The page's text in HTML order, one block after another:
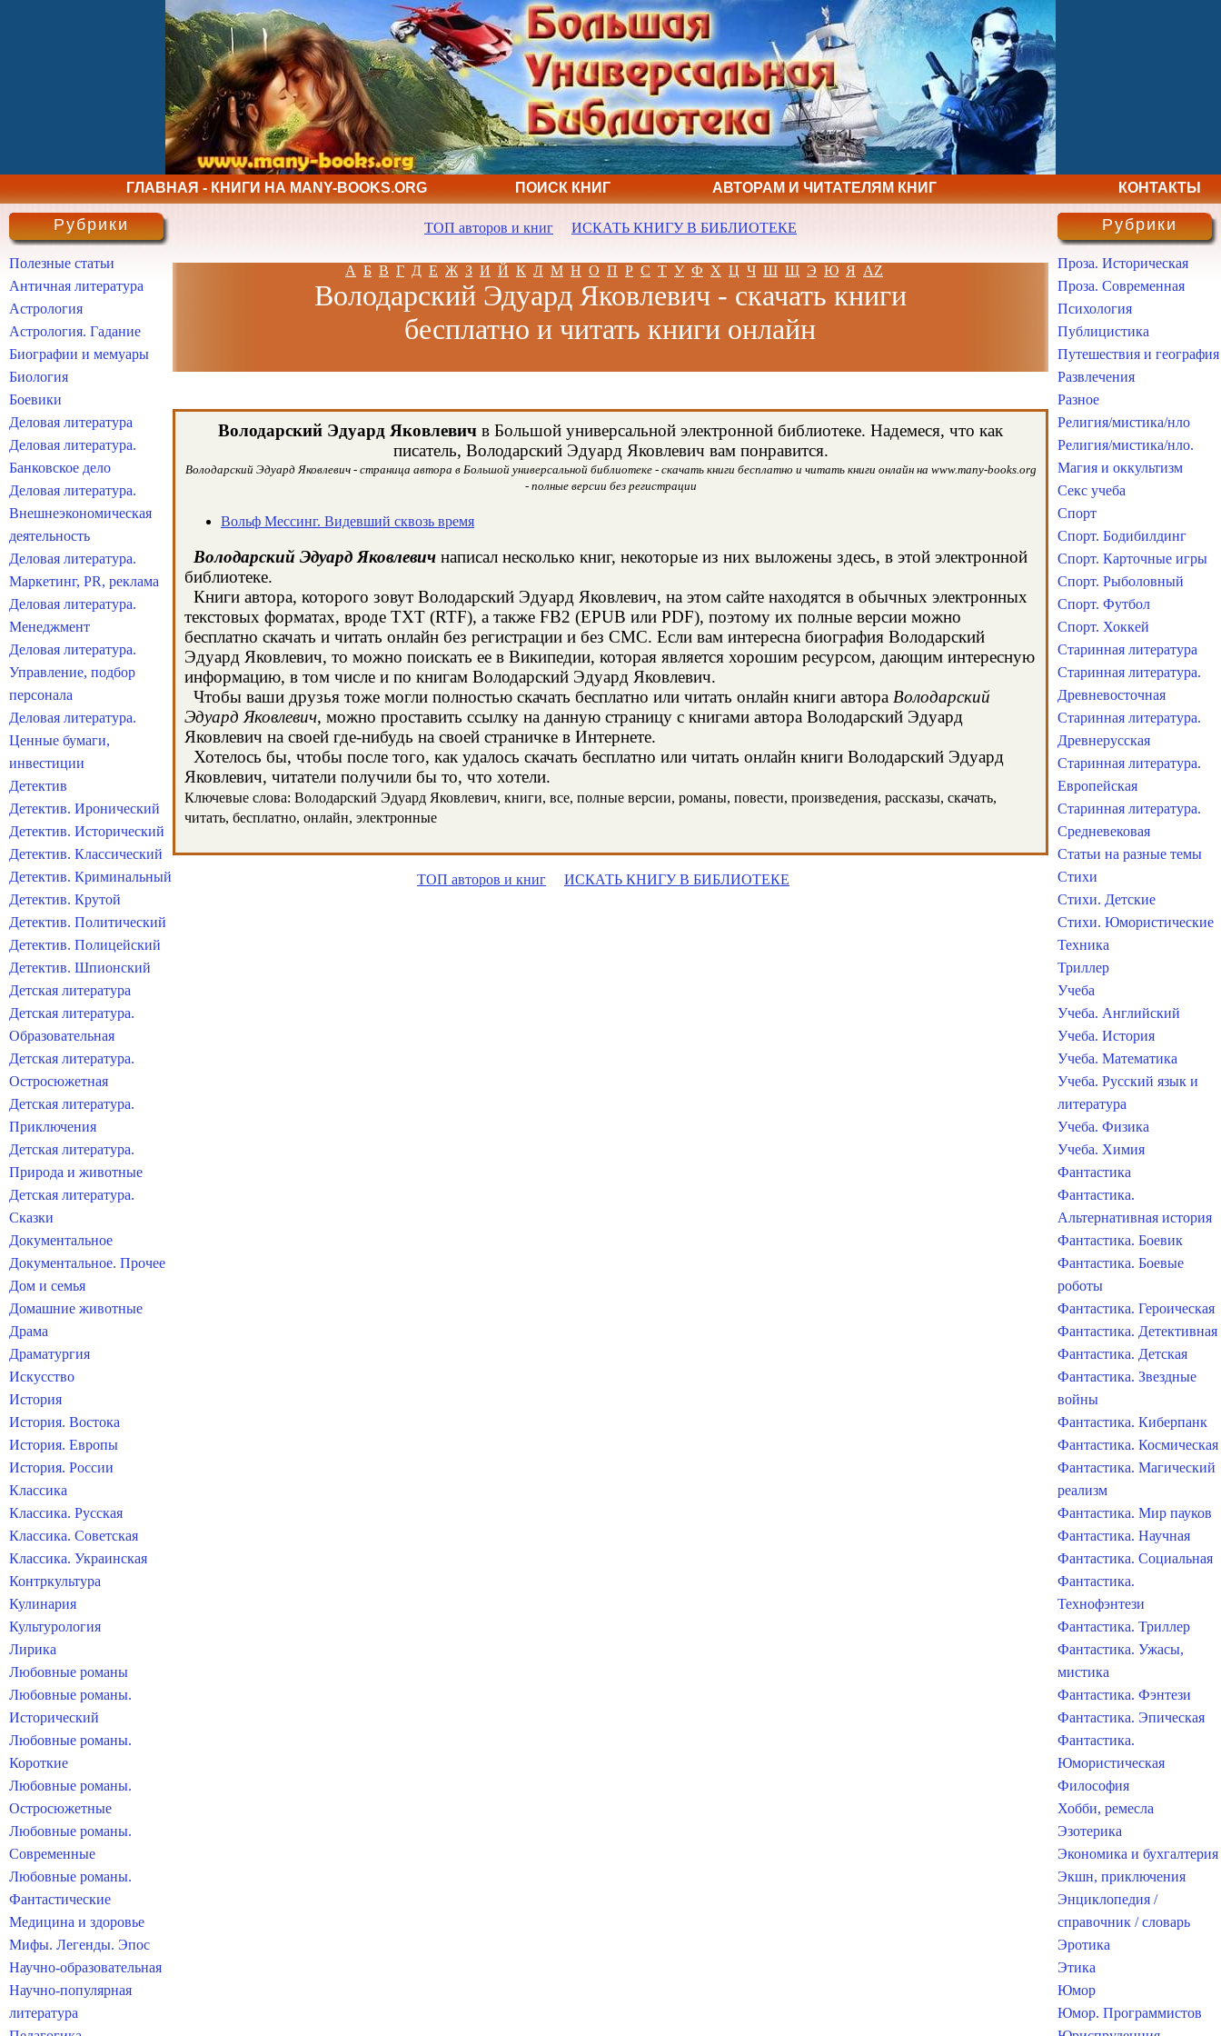
ГЛАВНАЯ - КНИГИ НА MANY-BOOKS.ORG ПОИСК КНИГ АВТОРАМ И ЧИТАТЕЛЯМ КНИГ КОНТАКТЫ
ТОП авторов и книг ИСКАТЬ КНИГУ В БИБЛИОТЕКЕ
А Б В Г Д Е Ж З И Й К Л М Н О П Р С Т У Ф Х Ц Ч Ш Щ Э Ю Я AZ
Володарский Эдуард Яковлевич - скачать книги
бесплатно и читать книги онлайн
Володарский Эдуард Яковлевич в Большой универсальной электронной библиотеке. Надемеся, что как
писатель, Володарский Эдуард Яковлевич вам понравится.
Володарский Эдуард Яковлевич - страница автора в Большой универсальной библиотеке - скачать книги бесплатно и читать книги онлайн на www.many-books.org
- полные версии без регистрации
Вольф Мессинг. Видевший сквозь время
Володарский Эдуард Яковлевич написал несколько книг, некоторые из них выложены здесь, в этой электронной
библиотеке.
Книги автора, которого зовут Володарский Эдуард Яковлевич, на этом сайте находятся в обычных электронных
текстовых форматах, вроде TXT (RTF), а также FB2 (EPUB или PDF), поэтому их полные версии можно
бесплатно скачать и читать онлайн без регистрации и без СМС. Если вам интересна биография Володарский
Эдуард Яковлевич, то можно поискать ее в Википедии, которая является хорошим ресурсом, дающим интересную
информацию, в том числе и по книгам Володарский Эдуард Яковлевич.
Чтобы ваши друзья тоже могли полностью скачать бесплатно или читать онлайн книги автора Володарский
Эдуард Яковлевич, можно проставить ссылку на данную страницу с книгами автора Володарский Эдуард
Яковлевич на своей где-нибудь на своей страничке в Интернете.
Хотелось бы, чтобы после того, как удалось скачать бесплатно или читать онлайн книги Володарский Эдуард
Яковлевич, читатели получили бы то, что хотели.
Ключевые слова: Володарский Эдуард Яковлевич, книги, все, полные версии, романы, повести, произведения, рассказы, скачать,
читать, бесплатно, онлайн, электронные
ТОП авторов и книг ИСКАТЬ КНИГУ В БИБЛИОТЕКЕ
Рубрики
Полезные статьи
Античная литература
Астрология
Астрология. Гадание
Биографии и мемуары
Биология
Боевики
Деловая литература
Деловая литература.
Банковское дело
Деловая литература.
Внешнеэкономическая
деятельность
Деловая литература.
Маркетинг, PR, реклама
Деловая литература.
Менеджмент
Деловая литература.
Управление, подбор
персонала
Деловая литература.
Ценные бумаги,
инвестиции
Детектив
Детектив. Иронический
Детектив. Исторический
Детектив. Классический
Детектив. Криминальный
Детектив. Крутой
Детектив. Политический
Детектив. Полицейский
Детектив. Шпионский
Детская литература
Детская литература.
Образовательная
Детская литература.
Остросюжетная
Детская литература.
Приключения
Детская литература.
Природа и животные
Детская литература.
Сказки
Документальное
Документальное. Прочее
Дом и семья
Домашние животные
Драма
Драматургия
Искусство
История
История. Востока
История. Европы
История. России
Классика
Классика. Русская
Классика. Советская
Классика. Украинская
Контркультура
Кулинария
Культурология
Лирика
Любовные романы
Любовные романы.
Исторический
Любовные романы.
Короткие
Любовные романы.
Остросюжетные
Любовные романы.
Современные
Любовные романы.
Фантастические
Медицина и здоровье
Мифы. Легенды. Эпос
Научно-образовательная
Научно-популярная
литература
Рубрики
Проза. Историческая
Проза. Современная
Психология
Публицистика
Путешествия и география
Развлечения
Разное
Религия/мистика/нло
Религия/мистика/нло.
Магия и оккультизм
Секс учеба
Спорт
Спорт. Бодибилдинг
Спорт. Карточные игры
Спорт. Рыболовный
Спорт. Футбол
Спорт. Хоккей
Старинная литература
Старинная литература.
Древневосточная
Старинная литература.
Древнерусская
Старинная литература.
Европейская
Старинная литература.
Средневековая
Статьи на разные темы
Стихи
Стихи. Детские
Стихи. Юмористические
Техника
Триллер
Учеба
Учеба. Английский
Учеба. История
Учеба. Математика
Учеба. Русский язык и
литература
Учеба. Физика
Учеба. Химия
Фантастика
Фантастика.
Альтернативная история
Фантастика. Боевик
Фантастика. Боевые
роботы
Фантастика. Героическая
Фантастика. Детективная
Фантастика. Детская
Фантастика. Звездные
войны
Фантастика. Киберпанк
Фантастика. Космическая
Фантастика. Магический
реализм
Фантастика. Мир пауков
Фантастика. Научная
Фантастика. Социальная
Фантастика.
Технофэнтези
Фантастика. Триллер
Фантастика. Ужасы,
мистика
Фантастика. Фэнтези
Фантастика. Эпическая
Фантастика.
Юмористическая
Философия
Хобби, ремесла
Эзотерика
Экономика и бухгалтерия
Экшн, приключения
Энциклопедия /
справочник / словарь
Эротика
Этика
Юмор
Юмор. Программистов